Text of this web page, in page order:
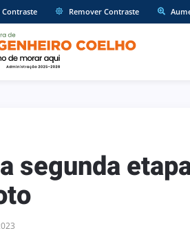
Contraste Remover Contraste
segunda